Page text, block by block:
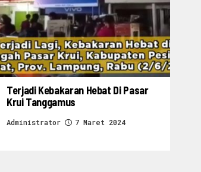
Terjadi Kebakaran Hebat Di Pasar
Krui Tanggamus
Administrator 7 Maret 2024